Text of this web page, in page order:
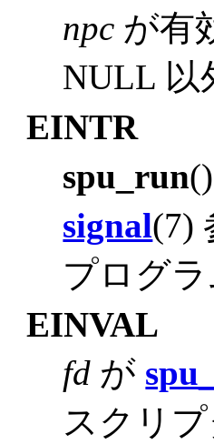
npc が有
NULL 以
EINTR
spu_run
signal(7)
プログ
EINVAL
fd が
スクリ